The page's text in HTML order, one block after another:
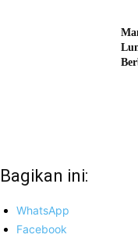
Bagikan ini:
WhatsApp
Facebook